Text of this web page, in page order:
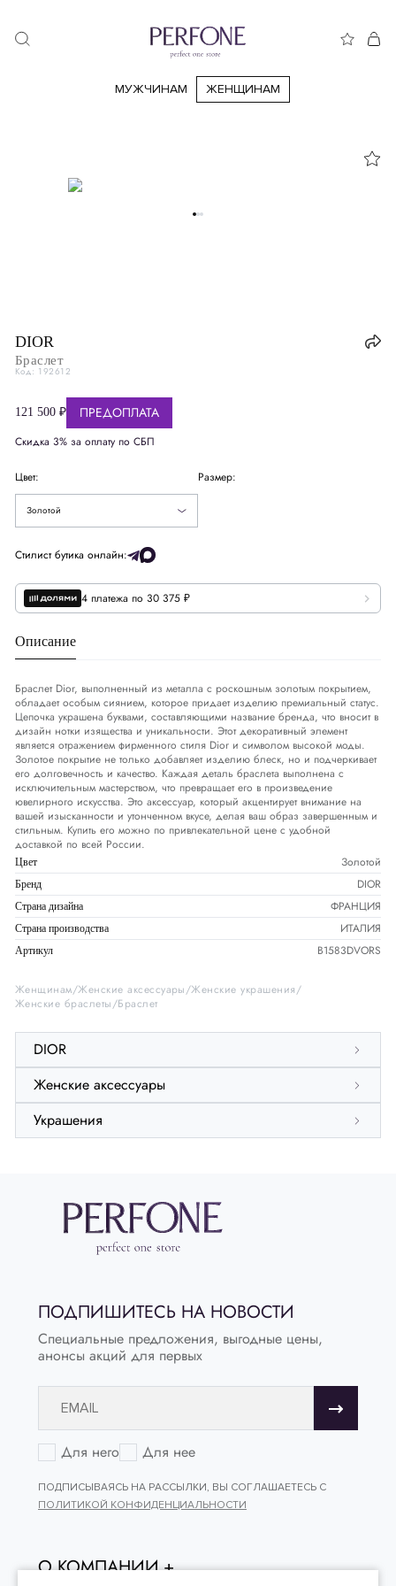
МУЖЧИНАМ ЖЕНЩИНАМ
DIOR
Браслет
Код: 192612
121 500 ₽ ПРЕДОПЛАТА
Скидка 3% за оплату по СБП
Цвет:
Золотой
Размер:
Стилист бутика онлайн:
4 платежа по 30 375 ₽
Описание
Браслет Dior, выполненный из металла с роскошным золотым покрытием,
обладает особым сиянием, которое придает изделию премиальный статус.
Цепочка украшена буквами, составляющими название бренда, что вносит в
дизайн нотки изящества и уникальности. Этот декоративный элемент
является отражением фирменного стиля Dior и символом высокой моды.
Золотое покрытие не только добавляет изделию блеск, но и подчеркивает
его долговечность и качество. Каждая деталь браслета выполнена с
исключительным мастерством, что превращает его в произведение
ювелирного искусства. Это аксессуар, который акцентирует внимание на
вашей изысканности и утонченном вкусе, делая ваш образ завершенным и
стильным. Купить его можно по привлекательной цене с удобной
доставкой по всей России.
Цвет Золотой
Бренд DIOR
Страна дизайна ФРАНЦИЯ
Страна производства ИТАЛИЯ
Артикул B1583DVORS
Женщинам Женские аксессуары Женские украшения
Женские браслеты Браслет
DIOR
Женские аксессуары
Украшения
ПОДПИШИТЕСЬ НА НОВОСТИ
Специальные предложения, выгодные цены,
анонсы акций для первых
Для него Для нее
ПОДПИСЫВАЯСЬ НА РАССЫЛКИ, ВЫ СОГЛАШАЕТЕСЬ С
ПОЛИТИКОЙ КОНФИДЕНЦИАЛЬНОСТИ
О КОМПАНИИ